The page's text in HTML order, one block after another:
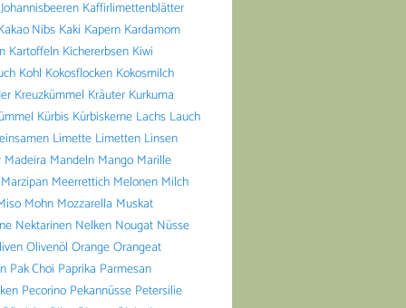
Johannisbeeren Kaffirlimettenblätter
Nibs Kaki Kapern Kardamom
Kartoffeln Kichererbsen Kiwi
Kohl Kokosflocken Kokosmilch
Kreuzkümmel Kräuter Kurkuma
Kürbis Kürbiskerne Lachs Lauch
Limette Limetten Linsen
Madeira Mandeln Mango Marille
Marzipan Meerrettich Melonen Milch
Mohn Mozzarella Muskat
Nektarinen Nelken Nougat Nüsse
Olivenöl OrangeOrangeat
Pak Choi Paprika Parmesan
Pecorino Pekannüsse Petersilie